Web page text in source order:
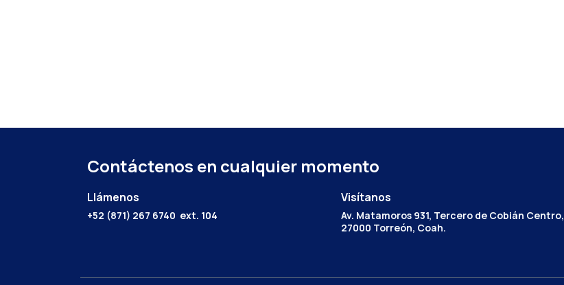
Contáctenos en cualquier momento
Llámenos
+52 (871) 267 6740 ext. 104
Visítanos
Av. Matamoros 931, Tercero de Cobián Centro,
27000 Torreón, Coah.